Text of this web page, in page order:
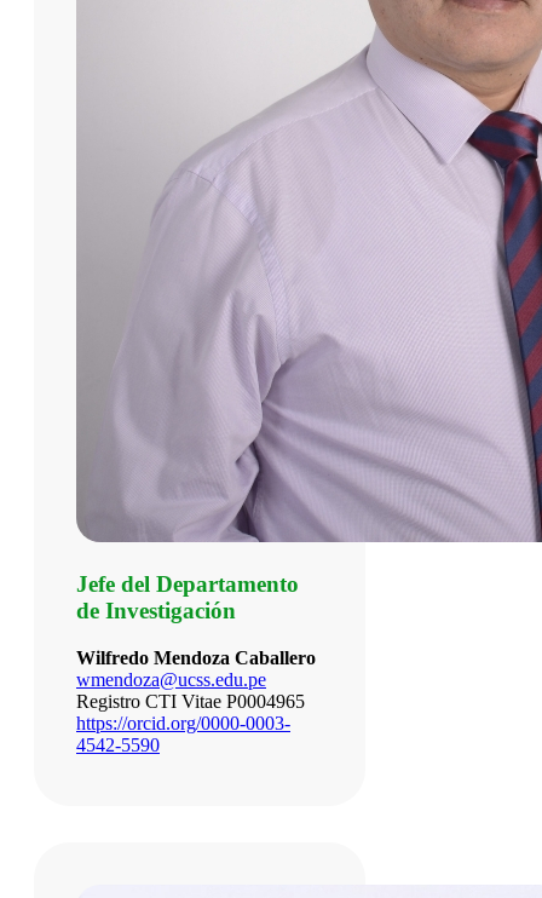
Jefe del Departamento
de Investigación
Wilfredo Mendoza Caballero
wmendoza@ucss.edu.pe
Registro CTI Vitae P0004965
https://orcid.org/0000-0003-
4542-5590